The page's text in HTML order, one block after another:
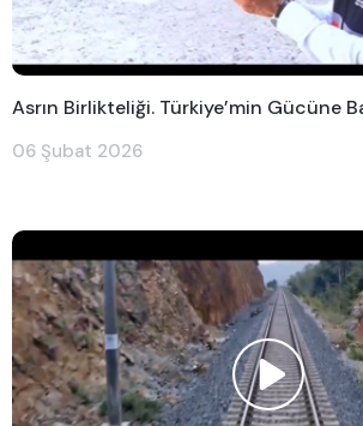
Asrın Birlikteliği. Türkiye’min Gücüne
06 Şubat 2026